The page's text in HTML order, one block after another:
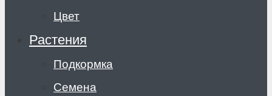
Цвет
Растения
Подкормка
Семена